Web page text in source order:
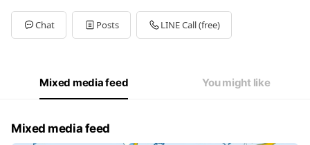
Chat Posts LINE Call (free)
Mixed media feed You might like
Mixed media feed